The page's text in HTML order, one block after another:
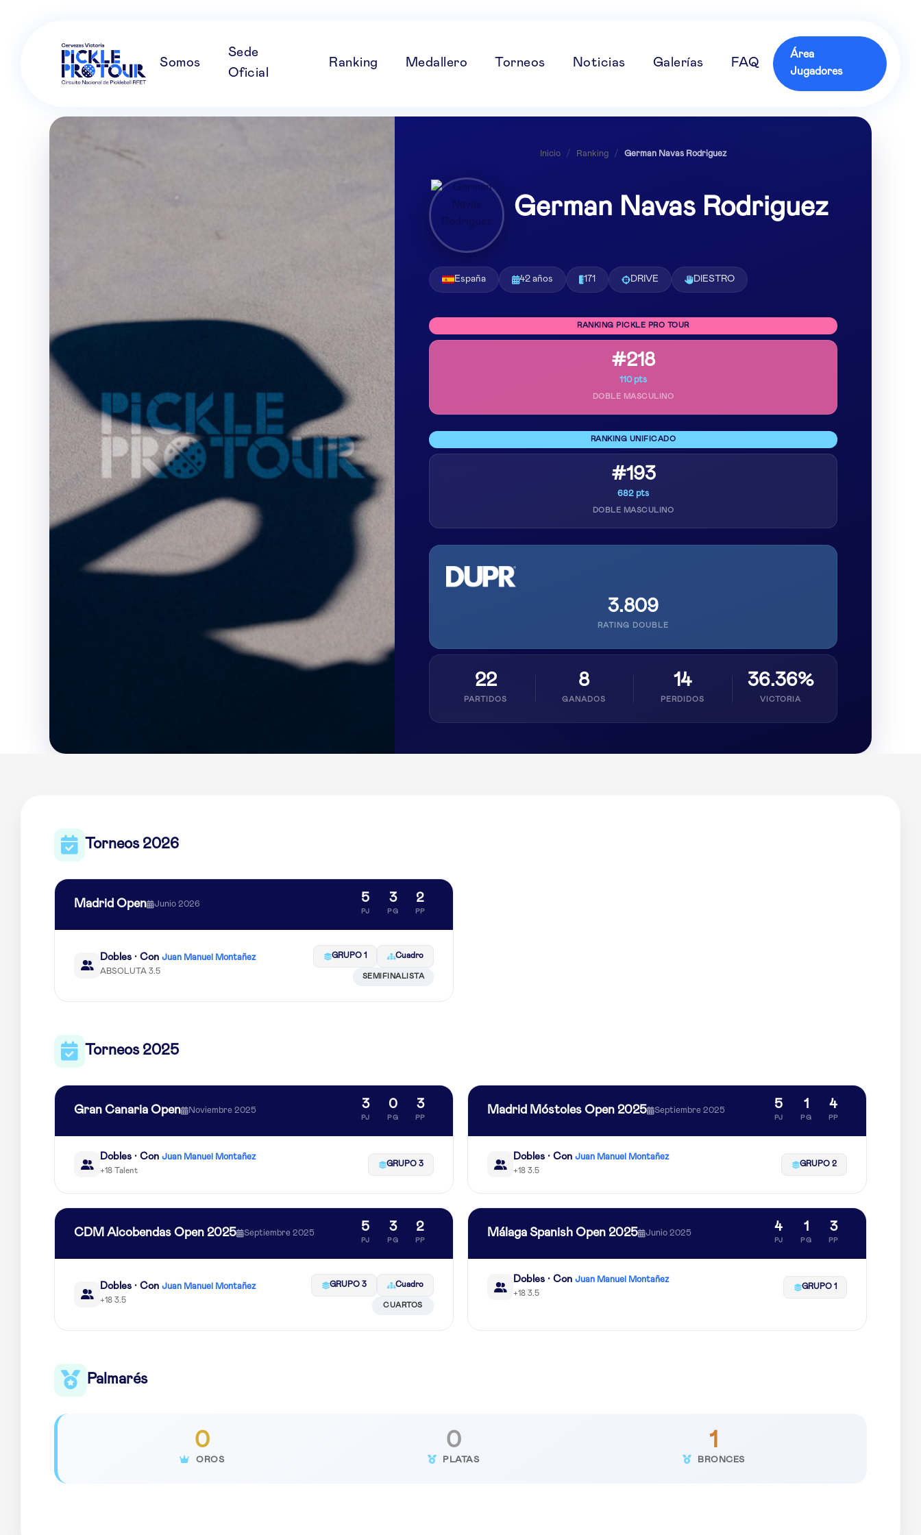
Somos
Sede
Oficial
Ranking Medallero Torneos Noticias Galerías FAQ
Área
Jugadores
Inicio / Ranking / German Navas Rodriguez
German Navas Rodriguez
España 42 años 171 DRIVE DIESTRO
RANKING PICKLE PRO TOUR
#218
110 pts
DOBLE MASCULINO
RANKING UNIFICADO
#193
682 pts
DOBLE MASCULINO
3.809
RATING DOUBLE
22
PARTIDOS
8
GANADOS
14
PERDIDOS
36.36%
VICTORIA
Torneos 2026
Madrid Open Junio 2026 5
PJ
3
PG
2
PP
Dobles · Con Juan Manuel Montañez
ABSOLUTA 3.5
GRUPO 1 Cuadro
SEMIFINALISTA
Torneos 2025
Gran Canaria Open Noviembre 2025 3
PJ
0
PG
3
PP
Dobles · Con Juan Manuel Montañez
+18 Talent
GRUPO 3
Madrid Móstoles Open 2025 Septiembre 2025 5
PJ
1
PG
4
PP
Dobles · Con Juan Manuel Montañez
+18 3.5
GRUPO 2
CDM Alcobendas Open 2025 Septiembre 2025 5
PJ
3
PG
2
PP
Dobles · Con Juan Manuel Montañez
+18 3.5
GRUPO 3 Cuadro
CUARTOS
Málaga Spanish Open 2025 Junio 2025 4
PJ
1
PG
3
PP
Dobles · Con Juan Manuel Montañez
+18 3.5
GRUPO 1
Palmarés
0
OROS
0
PLATAS
1
BRONCES